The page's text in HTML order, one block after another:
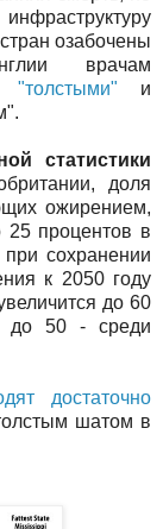
озабочены
врачам
и
статистики
доля
ожирением,
25 процентов в
при сохранении
к 2050 году
до 60
до 50 - среди
достаточно
шатом в